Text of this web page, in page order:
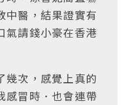
中醫，結果證實有
氣請錢小豪在香港
幾次，感覺上真的
感冒時．也會連帶